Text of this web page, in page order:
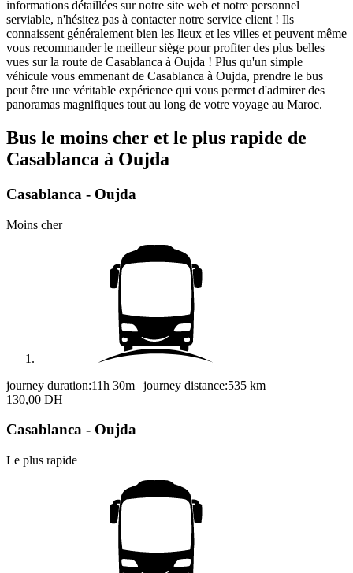
informations détaillées sur notre site web et notre personnel
serviable, n'hésitez pas à contacter notre service client ! Ils
connaissent généralement bien les lieux et les villes et peuvent même
vous recommander le meilleur siège pour profiter des plus belles
vues sur la route de Casablanca à Oujda ! Plus qu'un simple
véhicule vous emmenant de Casablanca à Oujda, prendre le bus
peut être une véritable expérience qui vous permet d'admirer des
panoramas magnifiques tout au long de votre voyage au Maroc.
Bus le moins cher et le plus rapide de
Casablanca à Oujda
Casablanca - Oujda
Moins cher
journey duration:11h 30m | journey distance:535 km
130,00 DH
Casablanca - Oujda
Le plus rapide